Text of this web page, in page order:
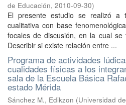
de Educación, 2010-09-30)
El presente estudio se realizó a
cualitativa con base
focales de discusión, en la cual se
Describir si existe relación entre ...
Programa de actividades
cualidades físicas a los
sala de la Escuela Básica
estado Mérida
Sánchez M., Edikzon (Universidad